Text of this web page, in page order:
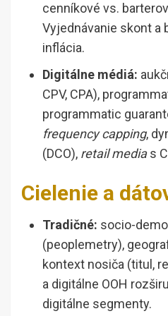
cenníkové vs.
Vyjednávanie skont a
inflácia.
Digitálne médiá:
CPV, CPA),
programmatic
frequency capping,
(DCO), retail medias
Cielenie a
Tradičné: socio-
(peoplemetry),
kontext nosiča (titul,
a digitálne OOH
digitálne segmenty.